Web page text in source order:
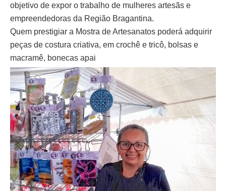
objetivo de expor o trabalho de mulheres artesãs e
empreendedoras da Região Bragantina.
Quem prestigiar a Mostra de Artesanatos poderá adquirir
peças de costura criativa, em crochê e tricô, bolsas e
macramê, bonecas apai